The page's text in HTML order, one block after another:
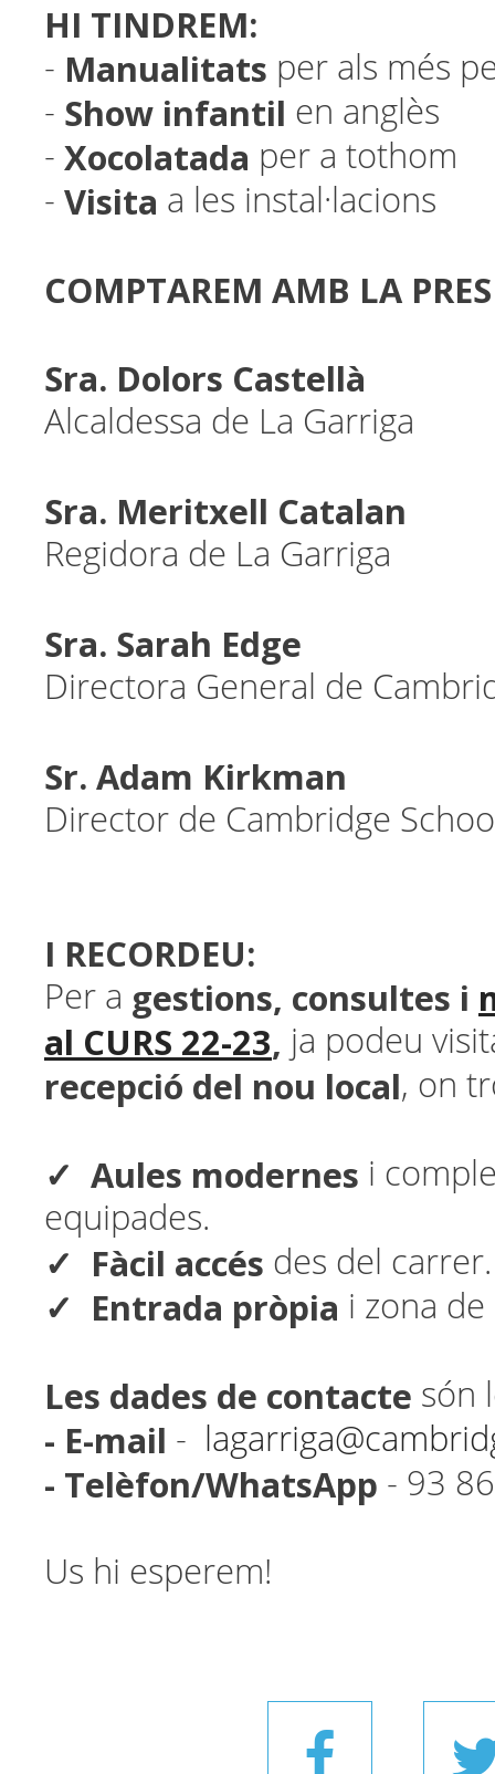
HI TINDREM:
- Manualitats per als més
- Show infantil en anglès
- Xocolatada per a tothom
- Visita a les instal·lacions
COMPTAREM AMB LA
Sra. Dolors Castellà
Alcaldessa de La Garriga
Sra. Meritxell Catalan
Regidora de La Garriga
Sra. Sarah Edge
Directora General de
Sr. Adam Kirkman
Director de Cambridge
I RECORDEU:
Per a gestions, consultes i
al CURS 22-23, ja podeu
recepció del nou local, on
✓ Aules modernes i
equipades.
✓ Fàcil accés des del carrer.
✓ Entrada pròpia i zona
Les dades de contacte són
- E-mail -
- Telèfon/WhatsApp - 93
Us hi esperem!